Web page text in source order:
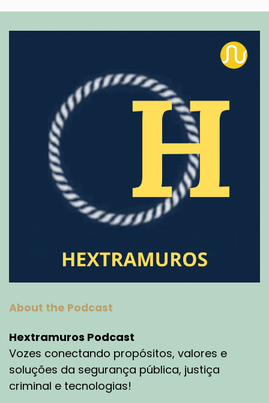
About the Podcast
Hextramuros Podcast
Vozes conectando propósitos, valores e
soluções da segurança pública, justiça
criminal e tecnologias!